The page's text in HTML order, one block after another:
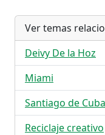
Ver temas
Deivy De la Hoz
Miami
Santiago de Cuba
Reciclaje creativo